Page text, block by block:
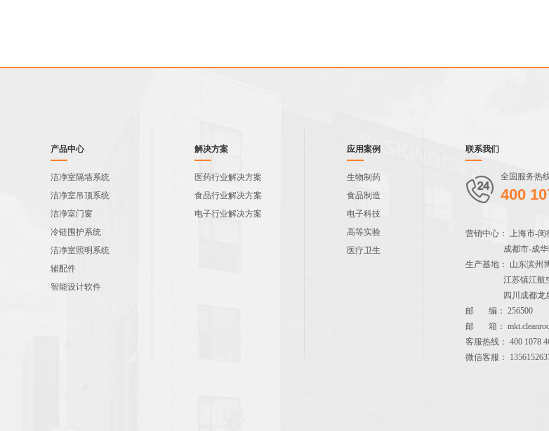
产品中心
洁净室隔墙系统
洁净室吊顶系统
洁净室门窗
冷链围护系统
洁净室照明系统
辅配件
智能设计软件
解决方案
医药行业解决方案
食品行业解决方案
电子行业解决方案
应用案例
生物制药
食品制造
电子科技
高等实验
医疗卫生
联系我们
全国服务热
400
营销中心： 上海市-闵
成都市-成
生产基地： 山东滨州
江苏镇江航空
四川成都龙泉
邮 编： 256500
邮 箱：
客服热线： 400 1078
微信客服：